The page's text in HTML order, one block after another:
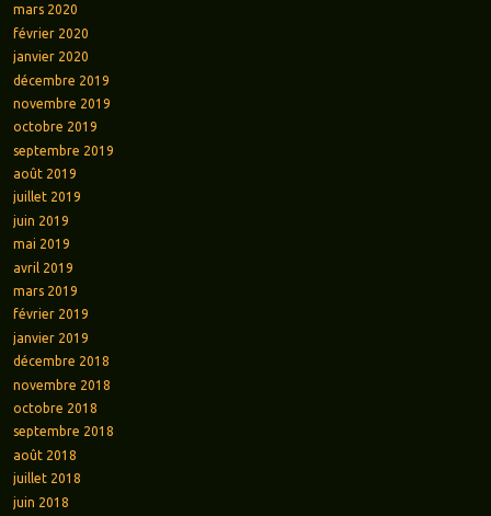
mars 2020
février 2020
janvier 2020
décembre 2019
novembre 2019
octobre 2019
septembre 2019
août 2019
juillet 2019
juin 2019
mai 2019
avril 2019
mars 2019
février 2019
janvier 2019
décembre 2018
novembre 2018
octobre 2018
septembre 2018
août 2018
juillet 2018
juin 2018